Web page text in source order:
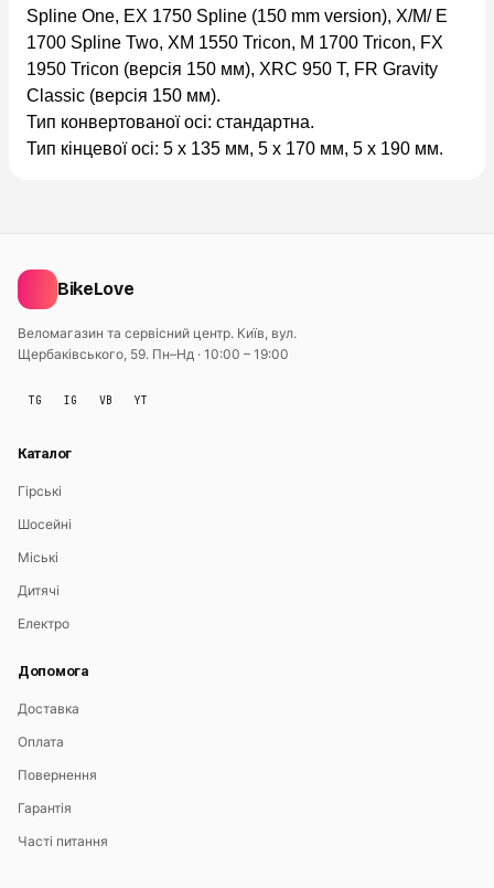
Spline One, EX 1750 Spline (150 mm version), X/M/ E
1700 Spline Two, XM 1550 Tricon, M 1700 Tricon, FX
1950 Tricon (версія 150 мм), XRC 950 T, FR Gravity
Classic (версія 150 мм).
Тип конвертованої осі: стандартна.
Тип кінцевої осі: 5 x 135 мм, 5 x 170 мм, 5 x 190 мм.
BikeLove
Веломагазин та сервісний центр. Київ, вул.
Щербаківського, 59. Пн–Нд · 10:00 – 19:00
TG IG VB YT
Каталог
Гірські
Шосейні
Міські
Дитячі
Електро
Допомога
Доставка
Оплата
Повернення
Гарантія
Часті питання